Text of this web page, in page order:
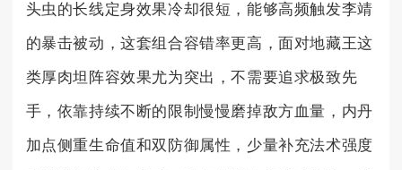
头虫的长线定身效果冷却很短，能够高频触发李靖
的暴击被动，这套组合容错率更高，面对地藏王这
类厚肉坦阵容效果尤为突出，不需要追求极致先
手，依靠持续不断的限制慢慢磨掉敌方血量，内丹
加点侧重生命值和双防御属性，少量补充法术强度